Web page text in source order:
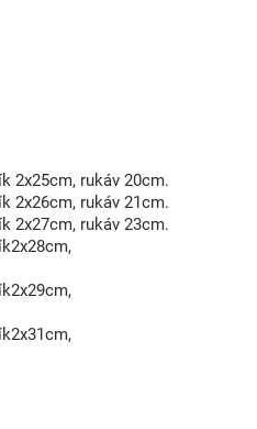
2x25cm, rukáv 20cm.
2x26cm, rukáv 21cm.
2x27cm, rukáv 23cm.